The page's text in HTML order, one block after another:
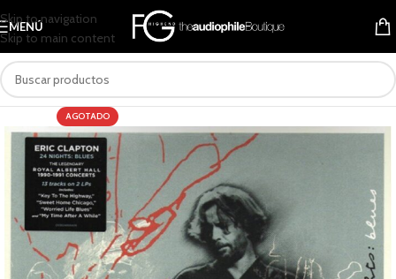
Skip to navigation
Skip to main content
MENÚ
AGOTADO